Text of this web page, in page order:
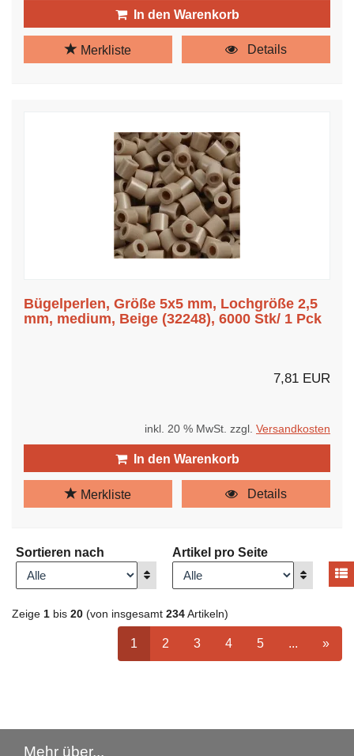
In den Warenkorb
Merkliste Details
Bügelperlen, Größe 5x5 mm, Lochgröße 2,5
mm, medium, Beige (32248), 6000 Stk/ 1 Pck
7,81 EUR
inkl. 20 % MwSt. zzgl. Versandkosten
In den Warenkorb
Merkliste Details
Sortieren nach
Anzeigen
Artikel pro Seite
Anzeigen
Zeige 1 bis 20 (von insgesamt 234 Artikeln)
ausgewählt Seite
1 Seite
2 auswählen
Seite
3auswählen
Seite
4auswählen
Seite
5auswählen
Nächste 5
... »
Mehr über...